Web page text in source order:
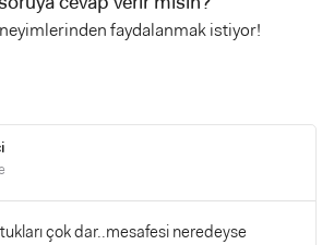
faydalanmak istiyor!
çok dar..mesafesi neredeyse